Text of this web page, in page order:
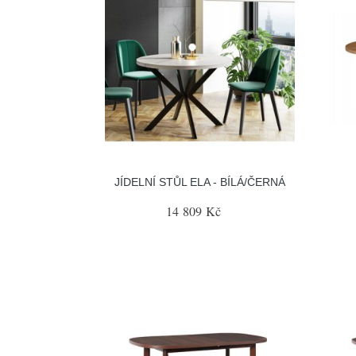
JÍDELNÍ STŮL ELA - BÍLÁ/ČERNÁ
14 809 Kč